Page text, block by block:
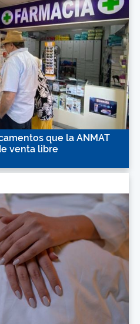
que la ANMAT
venta libre